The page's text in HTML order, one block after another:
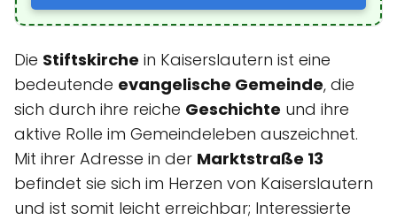
Die Stiftskirche in Kaiserslautern ist eine
bedeutende evangelische Gemeinde, die
sich durch ihre reiche Geschichte und ihre
aktive Rolle im Gemeindeleben auszeichnet.
Mit ihrer Adresse in der Marktstraße 13
befindet sie sich im Herzen von Kaiserslautern
und ist somit leicht erreichbar; Interessierte